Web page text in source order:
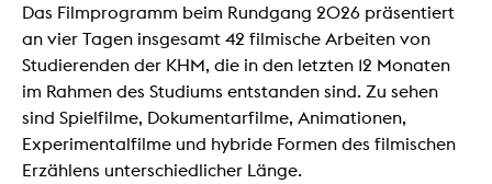
Das Filmprogramm beim Rundgang 2026 präsentiert
an vier Tagen insgesamt 42 filmische Arbeiten von
Studierenden der KHM, die in den letzten 12 Monaten
im Rahmen des Studiums entstanden sind. Zu sehen
sind Spielfilme, Dokumentarfilme, Animationen,
Experimentalfilme und hybride Formen des filmischen
Erzählens unterschiedlicher Länge.